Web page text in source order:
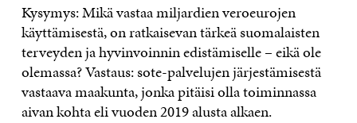
Kysymys: Mikä vastaa miljardien veroeurojen
käyttämisestä, on ratkaisevan tärkeä suomalaisten
terveyden ja hyvinvoinnin edistämiselle – eikä ole
olemassa? Vastaus: sote-palvelujen järjestämisestä
vastaava maakunta, jonka pitäisi olla toiminnassa
aivan kohta eli vuoden 2019 alusta alkaen.